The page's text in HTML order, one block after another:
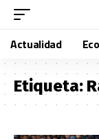
Actualidad
Etiqueta: